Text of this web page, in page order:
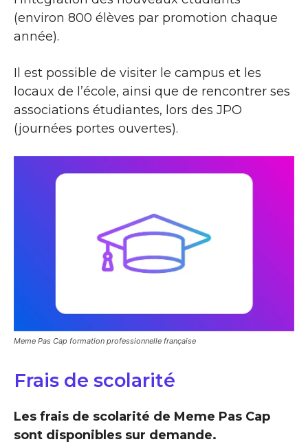
(environ 800 élèves par promotion chaque
année).
Il est possible de visiter le campus et les
locaux de l’école, ainsi que de rencontrer ses
associations étudiantes, lors des JPO
(journées portes ouvertes).
Meme Pas Cap formation professionnelle française
Frais de scolarité
Les frais de scolarité de Meme Pas Cap
sont disponibles sur demande.